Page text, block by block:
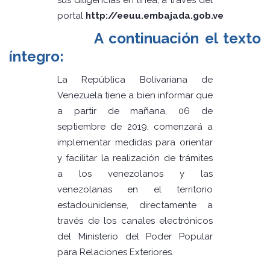
portal http://eeuu.embajada.gob.ve
A continuación el texto
íntegro:
La República Bolivariana de
Venezuela tiene a bien informar que
a partir de mañana, 06 de
septiembre de 2019, comenzará a
implementar medidas para orientar
y facilitar la realización de trámites
a los venezolanos y las
venezolanas en el territorio
estadounidense, directamente a
través de los canales electrónicos
del Ministerio del Poder Popular
para Relaciones Exteriores.